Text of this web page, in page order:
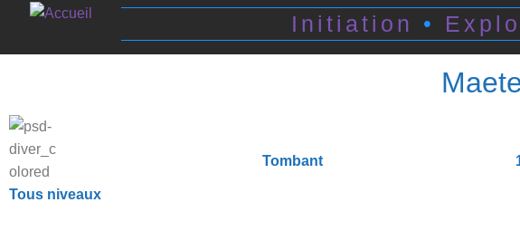
Initiation •
Tous niveaux
Tombant